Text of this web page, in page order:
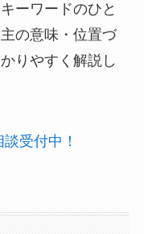
ーワードのひと
の意味・位置づ
りやすく解説し
受付中！